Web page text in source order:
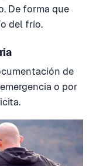
De forma que
del frío.
de
o por